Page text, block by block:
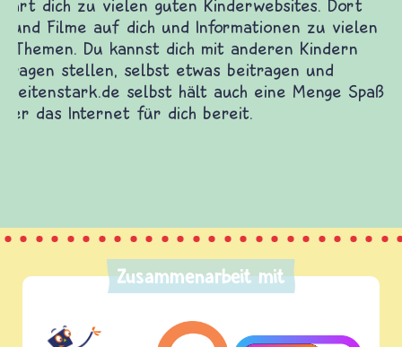
Kinder, Eltern und ErzieherInnen das zu
Fragen von Krieg und Frieden, Streit und
Gewalt informiert und einen Austausch zu
diesem Themenbereich ermöglicht. frieden-
fragen.de bietet Antworten auf wichtige
(Über-)Lebensfragen aus den Bereichen Krieg
Zusammenarbeit mit